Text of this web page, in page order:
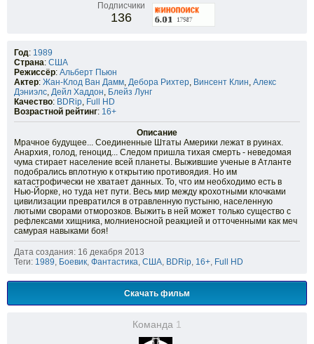
Подписчики
136
Год: 1989
Страна: США
Режиссёр: Альберт Пьюн
Актер: Жан-Клод Ван Дамм, Дебора Рихтер, Винсент Клин, Алекс
Дэниэлс, Дейл Хаддон, Блейз Лунг
Качество: BDRip, Full HD
Возрастной рейтинг: 16+
Описание
Мрачное будущее... Соединенные Штаты Америки лежат в руинах.
Анархия, голод, геноцид... Следом пришла тихая смерть - неведомая
чума стирает население всей планеты. Выжившие ученые в Атланте
подобрались вплотную к открытию противоядия. Но им
катастрофически не хватает данных. То, что им необходимо есть в
Нью-Йорке, но туда нет пути. Весь мир между крохотными клочками
цивилизации превратился в отравленную пустыню, населенную
лютыми сворами отморозков. Выжить в ней может только существо с
рефлексами хищника, молниеносной реакцией и отточенными как меч
самурая навыками боя!
Дата создания: 16 декабря 2013
Теги: 1989, Боевик, Фантастика, США, BDRip, 16+, Full HD
Скачать фильм
Команда 1